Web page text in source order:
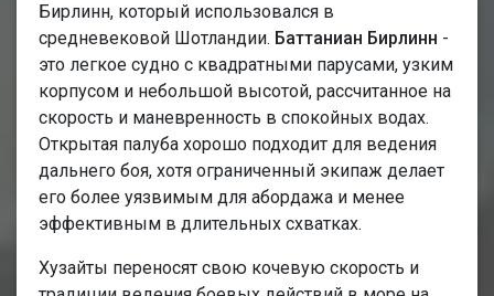
Бирлинн, который использовался в
средневековой Шотландии. Баттаниан Бирлинн -
это легкое судно с квадратными парусами, узким
корпусом и небольшой высотой, рассчитанное на
скорость и маневренность в спокойных водах.
Открытая палуба хорошо подходит для ведения
дальнего боя, хотя ограниченный экипаж делает
его более уязвимым для абордажа и менее
эффективным в длительных схватках.
Хузайты переносят свою кочевую скорость и